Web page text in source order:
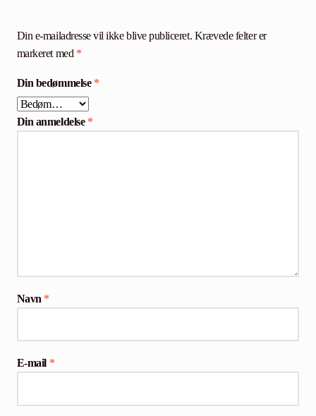
Din e-mailadresse vil ikke blive publiceret. Krævede felter er
markeret med *
Din bedømmelse *
Din anmeldelse *
Navn *
E-mail *